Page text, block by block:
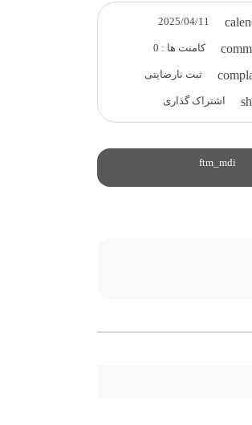
کامنت ها : 0
ثبت نارضایتی
اشتراک گذاری
ftm_mdi